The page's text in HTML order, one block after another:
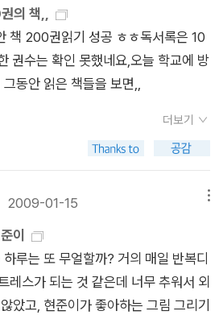
천히 골목을 에돌아 〈그림책방 씨앗〉
땀투성이. 어제도 보았지만 오늘 이
곁에 두고서 책집지기님한테 “‘고미
쭌다. 《호라이》를 보며 어쩐지 “고미
년에 태어나 온나라 어린이·어른한테
모르는 사람이 많지 않을까? 저녁바
본말. 아주 일본말. ㅅㄴㄹ
의 책,,
책 200권읽기 성공 ㅎㅎ독서록은 10
권수는 확인 못했네요,오늘 학교에 방
그동안 읽은 책들을 보면,,
더보기
2009-01-15
이
루는 또 무얼할까? 거의 매일 반복디
레스가 되는 것 같은데 너무 추워서 외
았고, 현준이가 좋아하는 그림 그리기